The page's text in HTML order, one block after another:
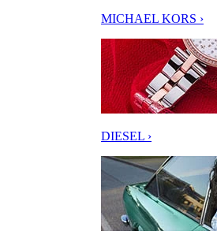
MICHAEL KORS ›
DIESEL ›